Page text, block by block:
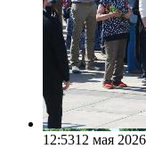
12:5312 мая 2026